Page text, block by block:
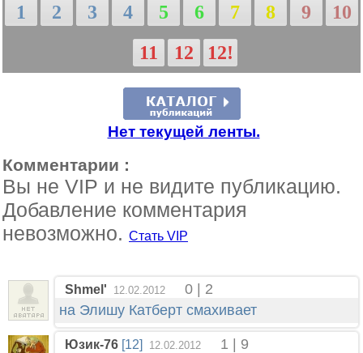
1 2 3 4 5 6 7 8 9
10
11
12 12!
Нет текущей ленты.
Комментарии :
Вы не VIP и не видите публикацию.
Добавление комментария
невозможно. Стать VIP
Shmel' 12.02.2012
0 | 2
на Элишу Катберт смахивает
Юзик-76 [12] 12.02.2012
1 | 9